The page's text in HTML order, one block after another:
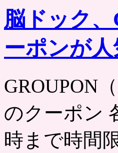
脳ドック
ーポンが
GROUPON
のクーポン
時まで時間